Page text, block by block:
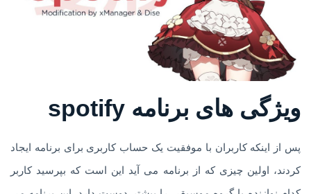
ویژگی های برنامه spotify
پس از اینکه کاربران با موفقیت یک حساب کاربری برای برنامه ایجاد
کردند، اولین چیزی که از برنامه می آید این است که بپرسید کاربر